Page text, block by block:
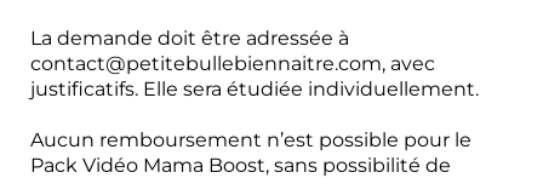
La demande doit être adressée à
contact@petitebullebiennaitre.com, avec
justificatifs. Elle sera étudiée individuellement.
Aucun remboursement n’est possible pour le
Pack Vidéo Mama Boost, sans possibilité de